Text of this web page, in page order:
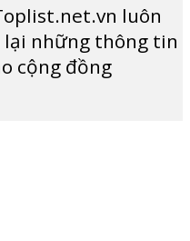
luôn
những thông tin
cộng đồng